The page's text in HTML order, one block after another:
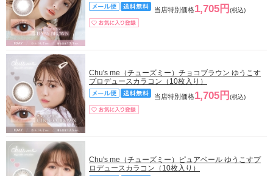
当店特別価格1,705円 (税込)
Chu's me（チューズミー）チョコブラウン ゆうこす
プロデュースカラコン（10枚入り）
当店特別価格1,705円 (税込)
Chu's me（チューズミー）ピュアベール ゆうこすプ
ロデュースカラコン（10枚入り）